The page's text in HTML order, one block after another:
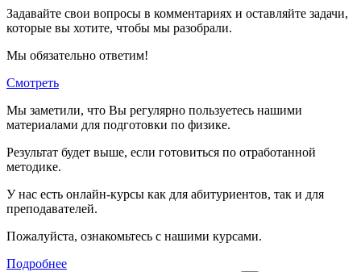
Задавайте свои вопросы в комментариях и оставляйте задачи,
которые вы хотите, чтобы мы разобрали.
Мы обязательно ответим!
Смотреть
Мы заметили, что Вы регулярно пользуетесь нашими
материалами для подготовки по физике.
Результат будет выше, если готовиться по отработанной
методике.
У нас есть онлайн-курсы как для абитуриентов, так и для
преподавателей.
Пожалуйста, ознакомьтесь с нашими курсами.
Подробнее